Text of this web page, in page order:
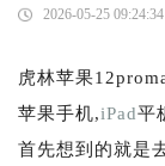
2026-05-25 09:24:34
虎林苹果
苹果手机,iPad平
首先想到的就是